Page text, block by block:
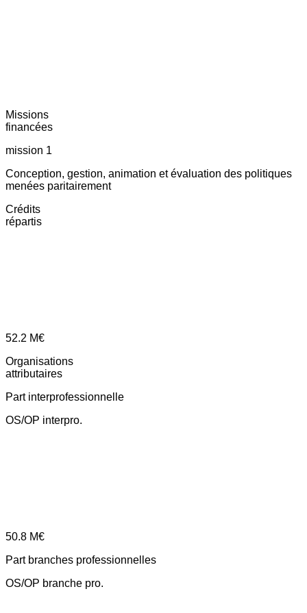
Missions
financées
mission 1
Conception, gestion, animation et évaluation des politiques
menées paritairement
Crédits
répartis
52.2 M€
Organisations
attributaires
Part interprofessionnelle
OS/OP interpro.
50.8 M€
Part branches professionnelles
OS/OP branche pro.